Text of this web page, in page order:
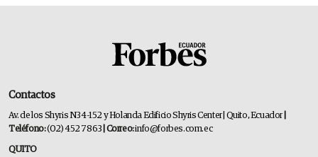
Contactos
Av. de los Shyris N34-152 y Holanda Edificio Shyris Center | Quito, Ecuador
Teléfono:(02) 452 7863 | Correo:info@forbes.com.ec
QUITO